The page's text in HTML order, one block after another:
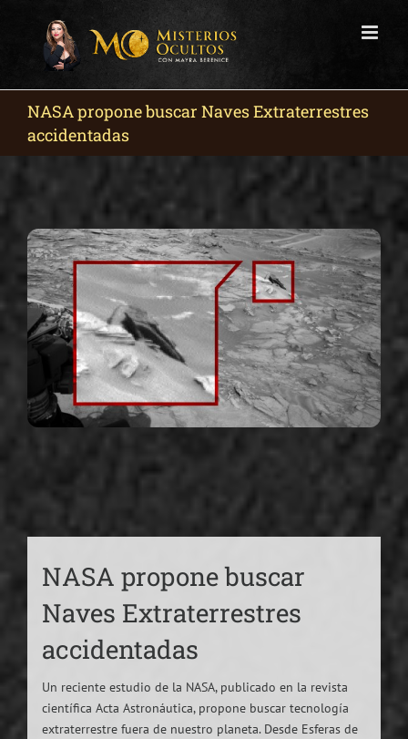
NASA propone buscar Naves Extraterrestres
accidentadas
NASA propone buscar
Naves Extraterrestres
accidentadas
Un reciente estudio de la NASA, publicado en la revista
científica Acta Astronáutica, propone buscar tecnología
extraterrestre fuera de nuestro planeta. Desde Esferas de